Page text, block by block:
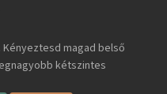
magad belső
kétszintes